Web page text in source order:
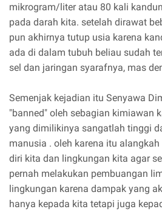
mikrogram/liter atau 80 kali
pada darah kita. setelah dirawat
pun akhirnya tutup usia karena
ada di dalam tubuh beliau sudah
sel dan jaringan syarafnya, mas
Semenjak kejadian itu Senyawa
"banned" oleh sebagian kimiawan
yang dimilikinya sangatlah tinggi
manusia . oleh karena itu
diri kita dan lingkungan kita agar
pernah melakukan pembuangan
lingkungan karena dampak yang
hanya kepada kita tetapi juga